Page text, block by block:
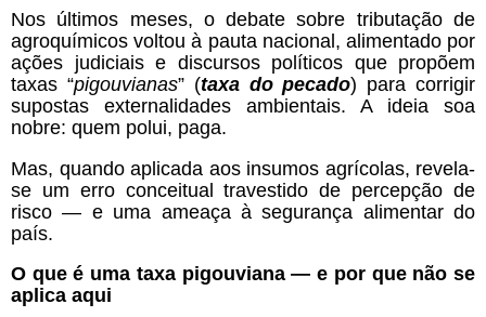
Nos últimos meses, o debate sobre tributação de
agroquímicos voltou à pauta nacional, alimentado por
ações judiciais e discursos políticos que propõem
taxas “pigouvianas” (taxa do pecado) para corrigir
supostas externalidades ambientais. A ideia soa
nobre: quem polui, paga.
Mas, quando aplicada aos insumos agrícolas, revela-
se um erro conceitual travestido de percepção de
risco — e uma ameaça à segurança alimentar do
país.
O que é uma taxa pigouviana — e por que não se
aplica aqui